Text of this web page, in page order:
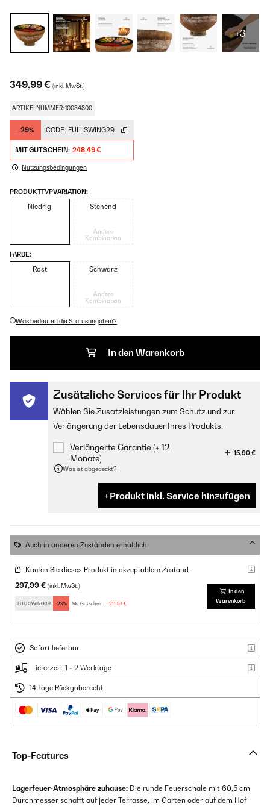
+3
349,99 € (inkl. MwSt.)
ARTIKELNUMMER: 10034800
-29% CODE: FULLSWING29
MIT GUTSCHEIN: 248,49 €
Nutzungsbedingungen
PRODUKTTYPVARIATION:
Niedrig Stehend
Andere
Kombination
FARBE:
Rost Schwarz
Andere
Kombination
Was bedeuten die Statusangaben?
In den Warenkorb
Zusätzliche Services für Ihr Produkt
Wählen Sie Zusatzleistungen zum Schutz und zur
Verlängerung der Lebensdauer Ihres Produkts.
Verlängerte Garantie (+ 12
Monate)
15,90 €
Was ist abgedeckt?
Produkt inkl. Service hinzufügen
Auch in anderen Zuständen erhältlich
Kaufen Sie dieses Produkt in akzeptablem Zustand
297,99 € (inkl. MwSt.)
FULLSWING29 -29% Mit Gutschein: 211,57 €
In den
Warenkorb
Sofort lieferbar
Lieferzeit: 1 - 2 Werktage
14 Tage Rückgaberecht
Top-Features
Lagerfeuer-Atmosphäre zuhause: Die runde Feuerschale mit 60,5 cm
Durchmesser schafft auf jeder Terrasse, im Garten oder auf dem Hof